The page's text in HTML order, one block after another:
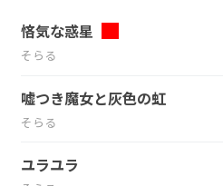
悋気な惑星
そらる
嘘つき魔女と灰色の虹
そらる
ユラユラ